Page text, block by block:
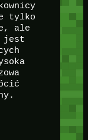
tylko
ale
jest